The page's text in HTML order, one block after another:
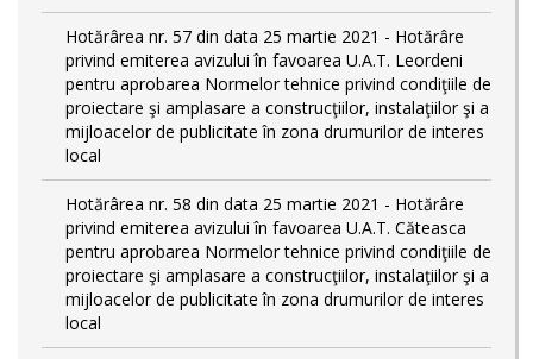
Hotărârea nr. 57 din data 25 martie 2021 - Hotărâre
privind emiterea avizului în favoarea U.A.T. Leordeni
pentru aprobarea Normelor tehnice privind condiţiile de
proiectare şi amplasare a construcţiilor, instalaţiilor şi a
mijloacelor de publicitate în zona drumurilor de interes
local
Hotărârea nr. 58 din data 25 martie 2021 - Hotărâre
privind emiterea avizului în favoarea U.A.T. Căteasca
pentru aprobarea Normelor tehnice privind condiţiile de
proiectare şi amplasare a construcţiilor, instalaţiilor şi a
mijloacelor de publicitate în zona drumurilor de interes
local